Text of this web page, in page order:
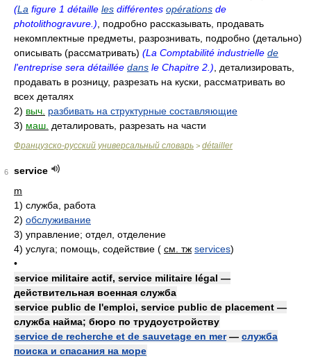
(La figure 1 détaille les différentes opérations de
photolithogravure.) , подробно рассказывать, продавать
некомплектные предметы, разрознивать, подробно (детально)
описывать (рассматривать) (La Comptabilité industrielle de
l'entreprise sera détaillée dans le Chapitre 2.) , детализировать,
продавать в розницу, разрезать на куски, рассматривать во
всех деталях
2) выч. разбивать на структурные составляющие
3) маш. деталировать, разрезать на части
Французско-русский универсальный словарь > détailler
6
service
m
1) служба, работа
2) обслуживание
3) управление; отдел, отделение
4) услуга; помощь, содействие ( см. тж services)
•
service militaire actif, service militaire légal —
действительная военная служба
service public de l'emploi, service public de placement —
служба найма; бюро по трудоустройству
service de recherche et de sauvetage en mer— служба
поиска и спасания на море